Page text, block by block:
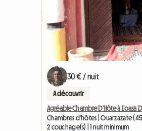
30 € / nuit
A découvrir
Agréable Chambre D'Hôte à L'oasis
Chambres d'hôtes | Ouarzazate
2 couchage(s) | 1 nuit minimum